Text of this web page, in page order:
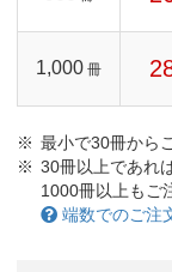
1,000 冊
最小で30冊から
30冊以上であれ
1000冊以上もご
端数でのご注